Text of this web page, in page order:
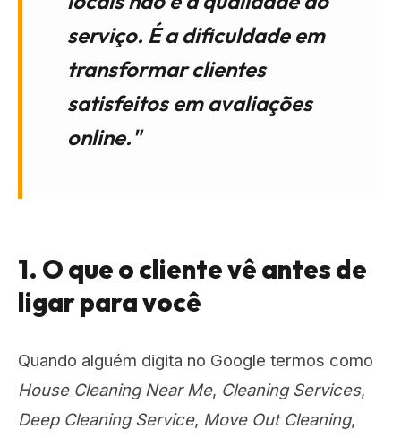
serviço. É a dificuldade em
transformar clientes
satisfeitos em avaliações
online."
1. O que o cliente vê antes de
ligar para você
Quando alguém digita no Google termos como
House Cleaning Near Me, Cleaning Services,
Deep Cleaning Service, Move Out Cleaning,